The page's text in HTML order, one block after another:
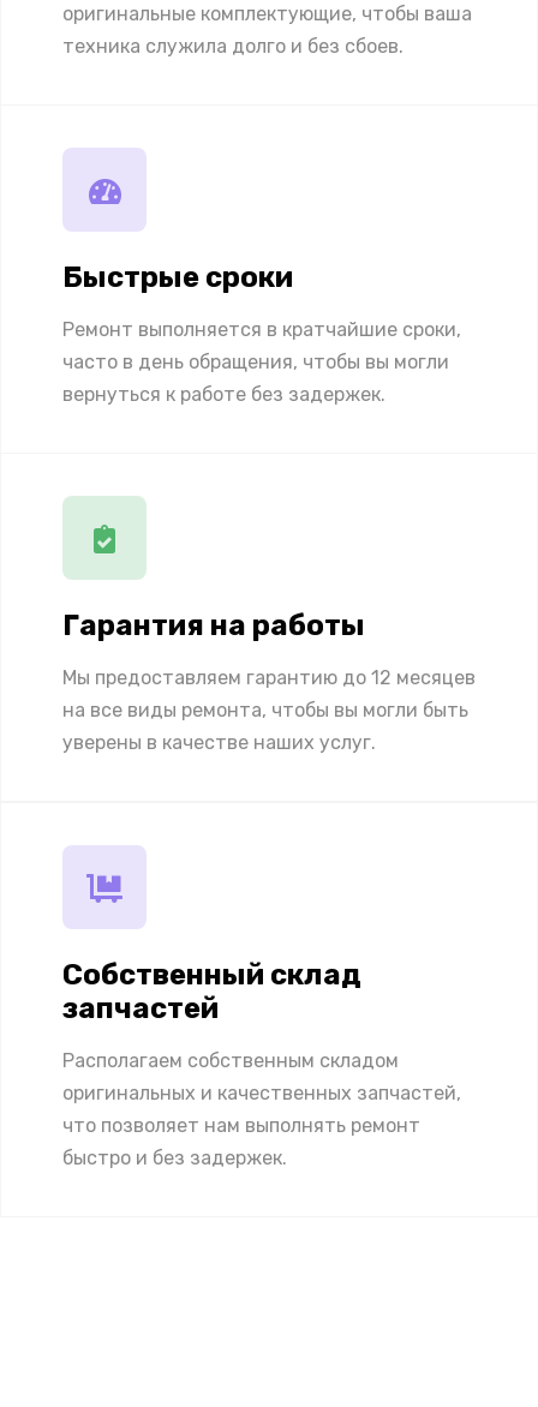
оригинальные комплектующие, чтобы ваша
техника служила долго и без сбоев.
Быстрые сроки
Ремонт выполняется в кратчайшие сроки,
часто в день обращения, чтобы вы могли
вернуться к работе без задержек.
Гарантия на работы
Мы предоставляем гарантию до 12 месяцев
на все виды ремонта, чтобы вы могли быть
уверены в качестве наших услуг.
Собственный склад
запчастей
Располагаем собственным складом
оригинальных и качественных запчастей,
что позволяет нам выполнять ремонт
быстро и без задержек.